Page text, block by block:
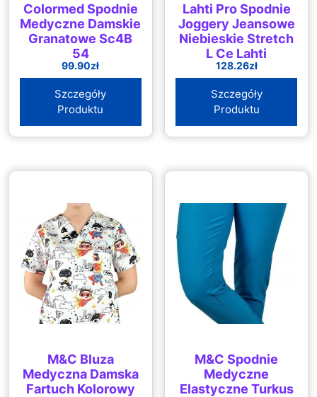
Colormed Spodnie
Medyczne Damskie
Granatowe Sc4B
54
99.90zł
Szczegóły
Produktu
Lahti Pro Spodnie
Joggery Jeansowe
Niebieskie Stretch
L Ce Lahti
128.26zł
Szczegóły
Produktu
M&C Bluza
Medyczna Damska
Fartuch Kolorowy
M&C Spodnie
Medyczne
Elastyczne Turkus